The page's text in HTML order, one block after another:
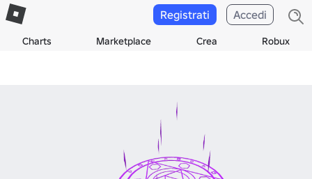
Charts Marketplace Crea Robux
Registrati Accedi